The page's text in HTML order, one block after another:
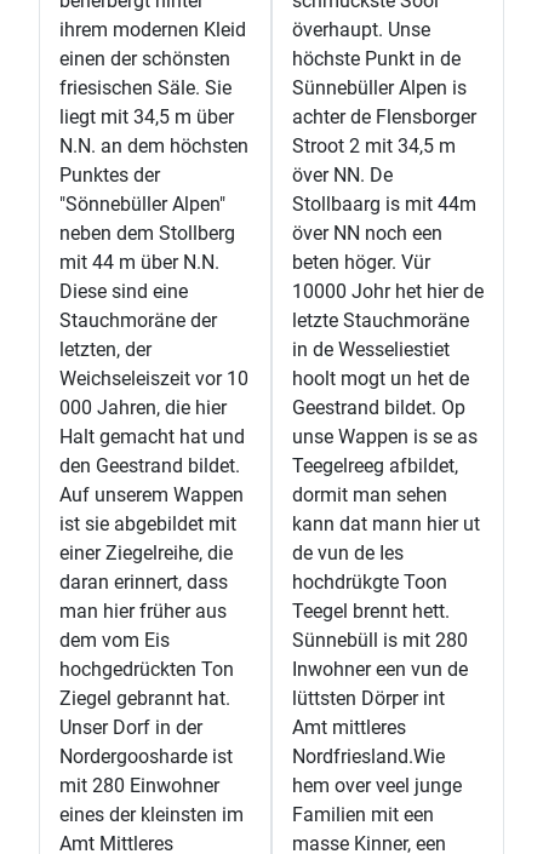
ihrem modernen Kleid
einen der schönsten
friesischen Säle. Sie
liegt mit 34,5 m über
N.N. an dem höchsten
Punktes der
"Sönnebüller Alpen"
neben dem Stollberg
mit 44 m über N.N.
Diese sind eine
Stauchmoräne der
letzten, der
Weichseleiszeit vor 10
000 Jahren, die hier
Halt gemacht hat und
den Geestrand bildet.
Auf unserem Wappen
ist sie abgebildet mit
einer Ziegelreihe, die
daran erinnert, dass
man hier früher aus
dem vom Eis
hochgedrückten Ton
Ziegel gebrannt hat.
Unser Dorf in der
Nordergoosharde ist
mit 280 Einwohner
eines der kleinsten im
Amt Mittleres
överhaupt. Unse
höchste Punkt in de
Sünnebüller Alpen is
achter de Flensborger
Stroot 2 mit 34,5 m
över NN. De
Stollbaarg is mit 44m
över NN noch een
beten höger. Vür
10000 Johr het hier de
letzte Stauchmoräne
in de Wesseliestiet
hoolt mogt un het de
Geestrand bildet. Op
unse Wappen is se as
Teegelreeg afbildet,
dormit man sehen
kann dat mann hier ut
de vun de Ies
hochdrükgte Toon
Teegel brennt hett.
Sünnebüll is mit 280
Inwohner een vun de
lüttsten Dörper int
Amt mittleres
Nordfriesland.Wie
hem over veel junge
Familien mit een
masse Kinner, een